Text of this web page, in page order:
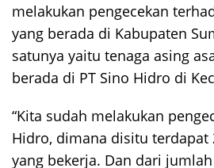
melakukan pengecekan
yang berada di Kabupaten
satunya yaitu tenaga asing
berada di PT Sino Hidro di
“Kita sudah melakukan
Hidro, dimana disitu terdapat
yang bekerja. Dan dari